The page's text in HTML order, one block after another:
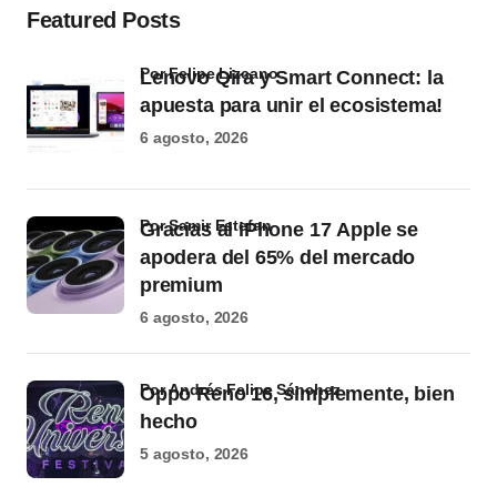
Featured Posts
Lenovo Qira y Smart Connect: la
apuesta para unir el ecosistema!
por Felipe Lizcano
6 agosto, 2026
Gracias al iPhone 17 Apple se
apodera del 65% del mercado
premium
por Samir Estefan
6 agosto, 2026
Oppo Reno 16, simplemente, bien
hecho
por Andrés Felipe Sánchez
5 agosto, 2026